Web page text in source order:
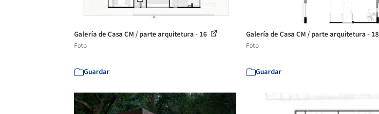
Galería de Casa CM / parte arquitetura - 16
Foto
Guardar
Galería de Casa CM / parte arquitetura - 18
Foto
Guardar